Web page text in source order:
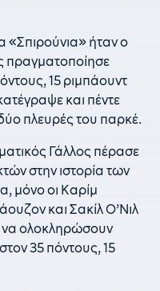
«Σπιρούνια» ήταν ο
πραγματοποίησε
15 ριμπάουντ
και πέντε
πλευρές του παρκέ.
Γάλλος πέρασε
στην ιστορία των
μόνο οι Καρίμ
και Σακίλ Ο’Νιλ
να ολοκληρώσουν
35 πόντους, 15